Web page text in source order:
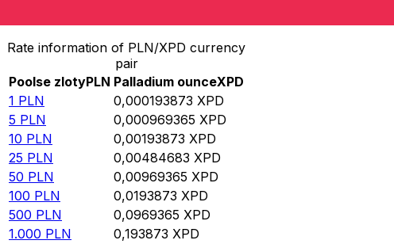
Rate information of PLN/XPD currency
pair
Poolse zlotyPLN Palladium ounceXPD
1 PLN 0,000193873 XPD
5 PLN 0,000969365 XPD
10 PLN 0,00193873 XPD
25 PLN 0,00484683 XPD
50 PLN 0,00969365 XPD
100 PLN 0,0193873 XPD
500 PLN 0,0969365 XPD
1.000 PLN 0,193873 XPD